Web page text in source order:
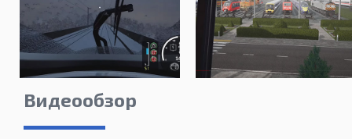
Видеообзор